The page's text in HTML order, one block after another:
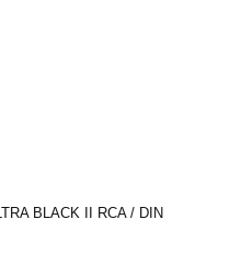
BLACK II RCA / DIN